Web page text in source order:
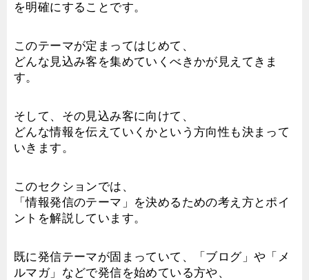
を明確にすることです。
このテーマが定まってはじめて、
どんな見込み客を集めていくべきかが見えてきま
す。
そして、その見込み客に向けて、
どんな情報を伝えていくかという方向性も決まって
いきます。
このセクションでは、
「情報発信のテーマ」を決めるための考え方とポイ
ントを解説しています。
既に発信テーマが固まっていて、「ブログ」や「メ
ルマガ」などで発信を始めている方や、